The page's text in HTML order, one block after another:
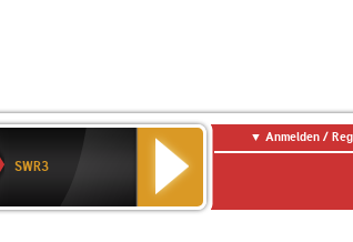
SWR3
Anmelden /